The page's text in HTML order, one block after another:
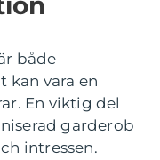
både
kan vara en
En viktig del
garderob
intressen.